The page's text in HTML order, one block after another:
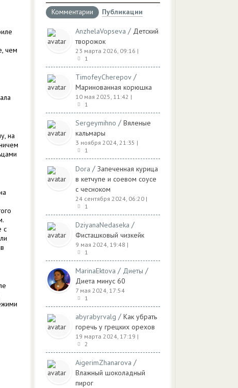
чем
на
с
Комментарии
Публикации
AnzhelaVopseva / Детский
творожок
23 марта 2026, 09:16 |
1
TimofeyCherepov /
Маринованная корюшка
10 мая 2025, 11:42 |
1
Sergeymihno / Вяленые
кальмары
3 ноября 2024, 21:35 |
1
Dora / Запеченная курица
в кетчупе и соевом соусе
с чесноком
24 сентября 2024, 06:20 |
1
DziyanaNedaseka /
Фисташковый чизкейк
9 мая 2024, 19:48 |
1
MarinaEktova / Диеты /
Диета минус 60
7 мая 2024, 17:54
1
abyrabyrvalg / Как убрать
горечь у грецких орехов
19 марта 2024, 17:19 |
2
AigerimZhanarova /
Влажный шоколадный
пирог